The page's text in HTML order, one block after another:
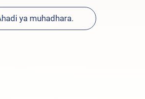
ya muhadhara.